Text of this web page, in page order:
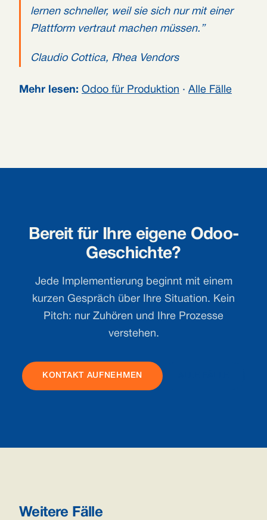
lernen schneller, weil sie sich nur mit einer
Plattform vertraut machen müssen.”
Claudio Cottica, Rhea Vendors
Mehr lesen: Odoo für Produktion · Alle Fälle
Bereit für Ihre eigene Odoo-
Geschichte?
Jede Implementierung beginnt mit einem
kurzen Gespräch über Ihre Situation. Kein
Pitch: nur Zuhören und Ihre Prozesse
verstehen.
KONTAKT AUFNEHMEN
Weitere Fälle